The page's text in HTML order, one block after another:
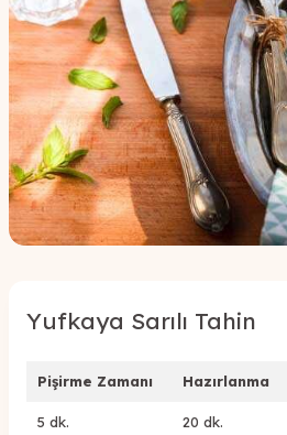
Yufkaya Sarılı Tahin
Pişirme Zamanı Hazırlanma
5 dk. 20 dk.